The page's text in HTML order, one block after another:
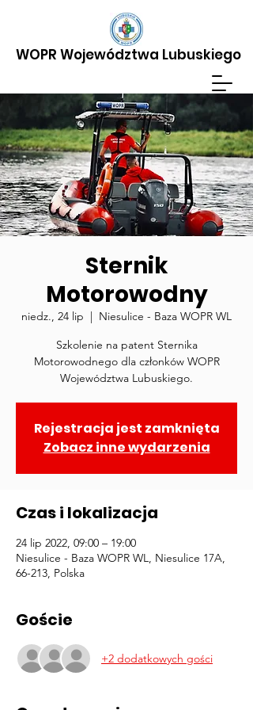
WOPR Województwa Lubuskiego
Wesprzyj teraz JAK POMÓC
Sternik
Motorowodny
niedz., 24 lip
  |
Niesulice - Baza WOPR WL
Szkolenie na patent Sternika
Motorowodnego dla członków WOPR
Województwa Lubuskiego.
Rejestracja jest zamknięta
Zobacz inne wydarzenia
Czas i lokalizacja
24 lip 2022, 09:00 – 19:00
Niesulice - Baza WOPR WL, Niesulice 17A,
66-213, Polska
Goście
+2 dodatkowych gości